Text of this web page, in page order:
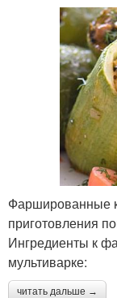
Фаршированные
приготовления
Ингредиенты к
мультиварке:
читать дальше →